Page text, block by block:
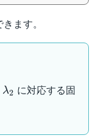
ます。
λ2 に対応する固